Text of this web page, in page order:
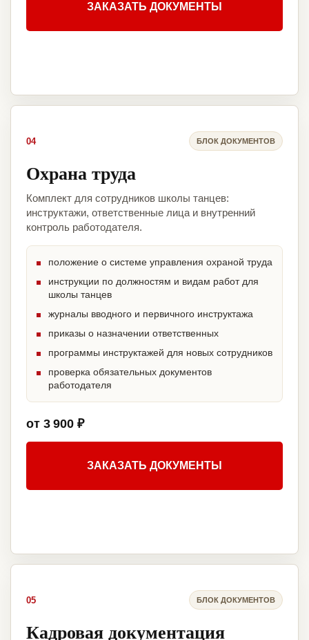
ЗАКАЗАТЬ ДОКУМЕНТЫ
04 БЛОК ДОКУМЕНТОВ
Охрана труда
Комплект для сотрудников школы танцев:
инструктажи, ответственные лица и внутренний
контроль работодателя.
положение о системе управления охраной труда
инструкции по должностям и видам работ для
школы танцев
журналы вводного и первичного инструктажа
приказы о назначении ответственных
программы инструктажей для новых сотрудников
проверка обязательных документов
работодателя
от 3 900 ₽
ЗАКАЗАТЬ ДОКУМЕНТЫ
05 БЛОК ДОКУМЕНТОВ
Кадровая документация